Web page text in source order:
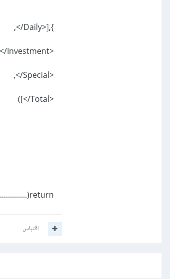
},[<Daily/>,
<Investment/>,
<Special/>,
<Total/>])
اقتباس